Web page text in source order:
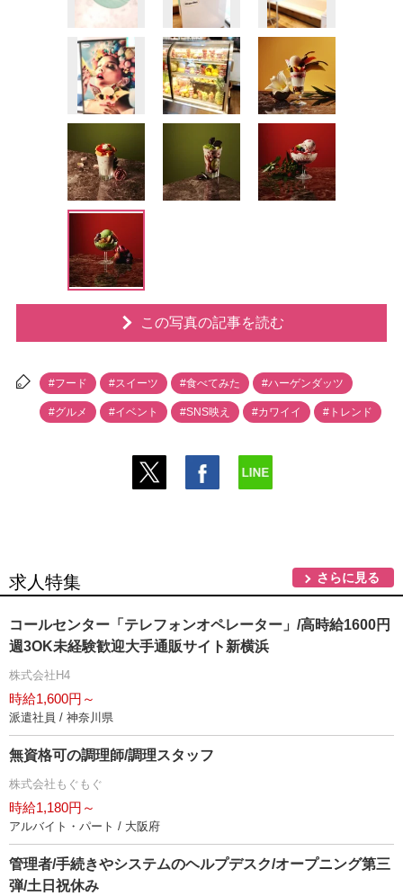
この写真の記事を読む
#フード #スイーツ #食べてみた #ハーゲンダッツ
#グルメ #イベント #SNS映え #カワイイ #トレンド
求人特集 さらに見る
コールセンター「テレフォンオペレーター」/高時給1600円
週3OK未経験歓迎大手通販サイト新横浜
株式会社H4
時給1,600円～
派遣社員 / 神奈川県
無資格可の調理師/調理スタッフ
株式会社もぐもぐ
時給1,180円～
アルバイト・パート / 大阪府
管理者/手続きやシステムのヘルプデスク/オープニング第三
弾/土日祝休み